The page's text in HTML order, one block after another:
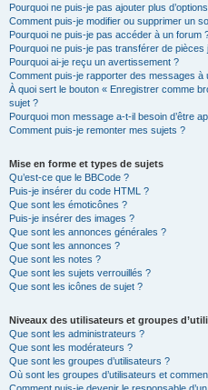
Pourquoi ne puis-je pas ajouter plus
Comment puis-je modifier ou supprimer un
Pourquoi ne puis-je pas accéder à un forum
Pourquoi ne puis-je pas transférer de pièces
Pourquoi ai-je reçu un avertissement ?
Comment puis-je rapporter des messages à
À quoi sert le bouton « Enregistrer comme
sujet ?
Pourquoi mon message a-t-il besoin d’être
Comment puis-je remonter mes sujets ?
Mise en forme et types de sujets
Qu’est-ce que le BBCode ?
Puis-je insérer du code HTML ?
Que sont les émoticônes ?
Puis-je insérer des images ?
Que sont les annonces générales ?
Que sont les annonces ?
Que sont les notes ?
Que sont les sujets verrouillés ?
Que sont les icônes de sujet ?
Niveaux des utilisateurs et groupes
Que sont les administrateurs ?
Que sont les modérateurs ?
Que sont les groupes d’utilisateurs ?
Où sont les groupes d’utilisateurs et